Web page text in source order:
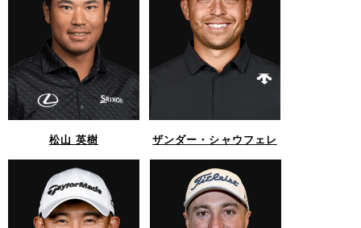
松山 英樹 ザンダー・シャウフェレ